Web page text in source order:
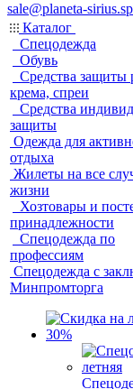
sale@planeta-
Каталог
Спецодежда
Обувь
Средства защиты
крема, спреи
Средства
защиты
Одежда для
отдыха
Жилеты на все
жизни
Хозтовары и
принадлежности
Спецодежда по
профессиям
Спецодежда с
Минпромторга